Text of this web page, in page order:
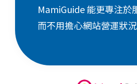
MamiGuide 能更專注於
而不用擔心網站營運狀況